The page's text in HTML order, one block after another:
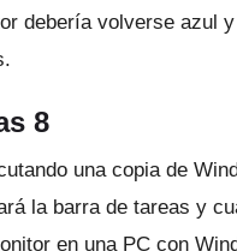
debería volverse azul
8
una copia de
la barra de tareas y
en una PC con